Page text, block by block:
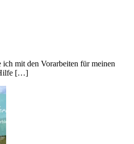
ich mit den Vorarbeiten für meinen
[…]